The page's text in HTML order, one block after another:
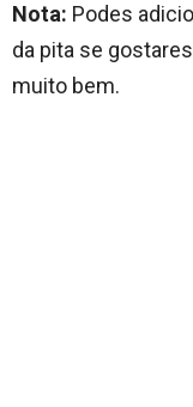
Nota: Podes
da pita se
muito bem.